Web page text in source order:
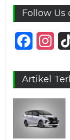
Follow Us
Facebook
Artikel